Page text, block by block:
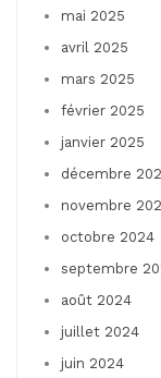
mai 2025
avril 2025
mars 2025
février 2025
janvier 2025
décembre
novembre
octobre 2024
septembre
août 2024
juillet 2024
juin 2024